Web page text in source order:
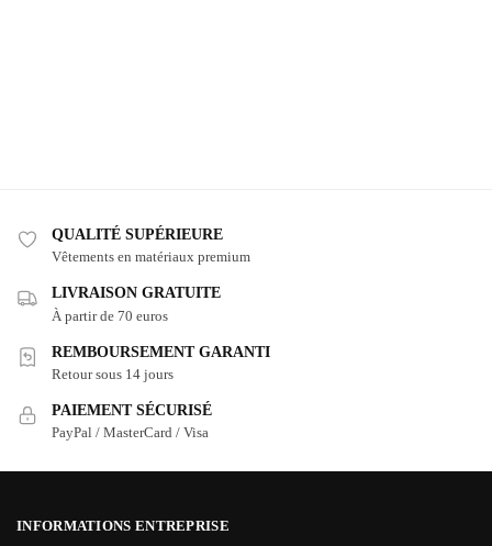
QUALITÉ SUPÉRIEURE
Vêtements en matériaux premium
LIVRAISON GRATUITE
À partir de 70 euros
REMBOURSEMENT GARANTI
Retour sous 14 jours
PAIEMENT SÉCURISÉ
PayPal / MasterCard / Visa
INFORMATIONS ENTREPRISE